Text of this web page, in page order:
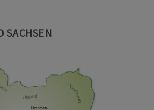
SACHSEN